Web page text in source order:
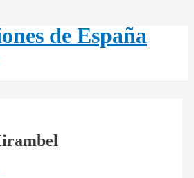
de España